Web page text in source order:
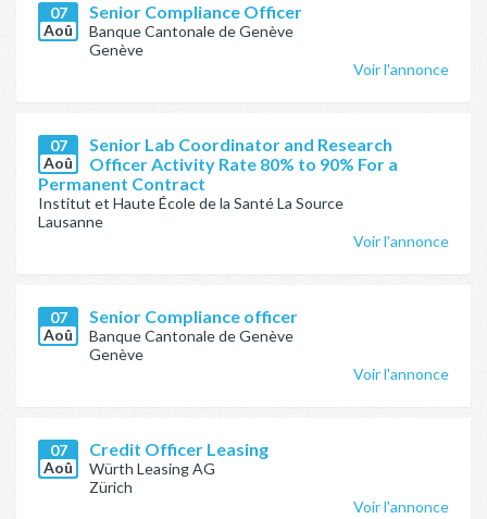
07
Aoû
Senior Compliance Officer
Banque Cantonale de Genève
Genève
Voir l'annonce
07
Aoû
Senior Lab Coordinator and Research
Officer Activity Rate 80% to 90% For a
Permanent Contract
Institut et Haute École de la Santé La Source
Lausanne
Voir l'annonce
07
Aoû
Senior Compliance officer
Banque Cantonale de Genève
Genève
Voir l'annonce
07
Aoû
Credit Officer Leasing
Würth Leasing AG
Zürich
Voir l'annonce